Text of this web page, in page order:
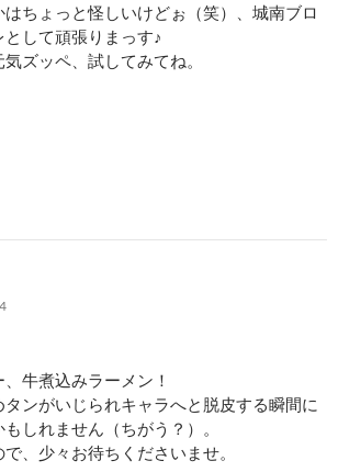
はちょっと怪しいけどぉ（笑）、城南ブロ
して頑張りまっす♪
ズッペ、試してみてね。
牛煮込みラーメン！
ンがいじられキャラへと脱皮する瞬間に
しれません（ちがう？）。
、少々お待ちくださいませ。